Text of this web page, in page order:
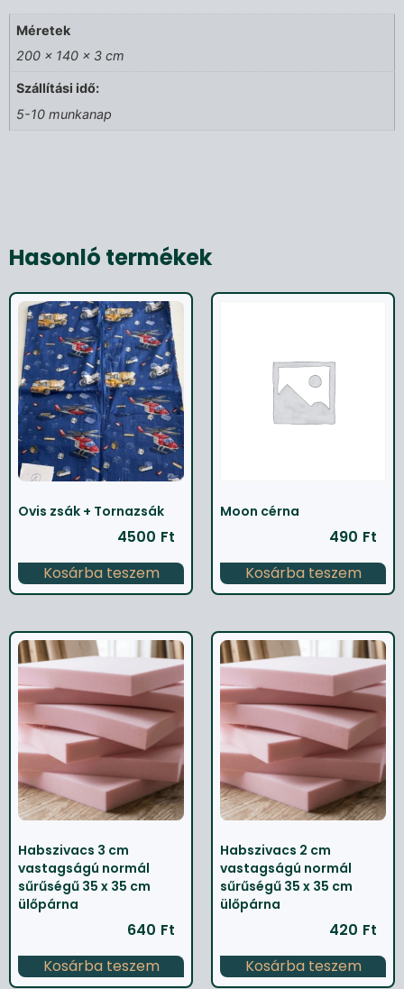
Méretek
200 × 140 × 3 cm
Szállítási idő:
5-10 munkanap
Hasonló termékek
Ovis zsák + Tornazsák
4500 Ft
Kosárba teszem
Moon cérna
490 Ft
Kosárba teszem
Habszivacs 3 cm
vastagságú normál
sűrűségű 35 x 35 cm
ülőpárna
640 Ft
Kosárba teszem
Habszivacs 2 cm
vastagságú normál
sűrűségű 35 x 35 cm
ülőpárna
420 Ft
Kosárba teszem